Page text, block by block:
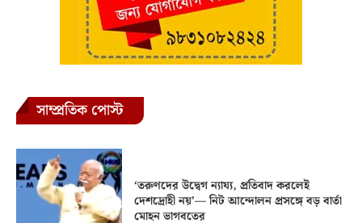
সাম্প্রতিক পোস্ট
‘তরুণদের উদ্বেগ ন্যায্য, প্রতিবাদ করলেই
দেশদ্রোহী নয়’— নিট আন্দোলন প্রসঙ্গে বড় বার্তা
মোহন ভাগবতের